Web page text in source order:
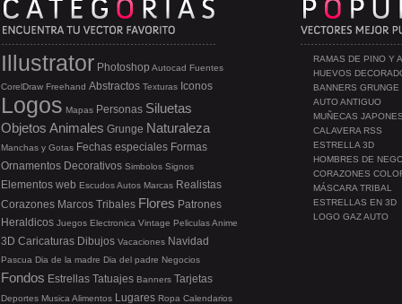
RAMAS DE PINO Y
HUEVOS
BANNERS GRUNGE
AUTO ANTIGUO
MUÑECAS
CALAVERA RSS
ESTRELLA 3D
HOMBRES DE
CORAZONES
MÁSCARA TRIBAL
ESTRELLAS EN 3D
LOGO GAZ AUTO
Illustrator Photoshop Autocad Fuentes
CorelDraw Freehand Abstractos Texturas Iconos
Logos Mapas Personas Siluetas
Objetos Animales Grunge Naturaleza
Manchas y Gotas Fechas especiales Formas
Ornamentos Decorativos Simbolos Signos
Elementos web EscudosAutos Marcas Realistas
Corazones Marcos Tribales Flores Patrones
Heraldicos Juegos Electronica Vintage PeliculasAnime
3D Caricaturas Dibujos Vacaciones Navidad
Pascua Dia de la madre Dia del padre Negocios
Fondos Estrellas Tatuajes Banners Tarjetas
Deportes Musica Alimentos Lugares Ropa Calendarios